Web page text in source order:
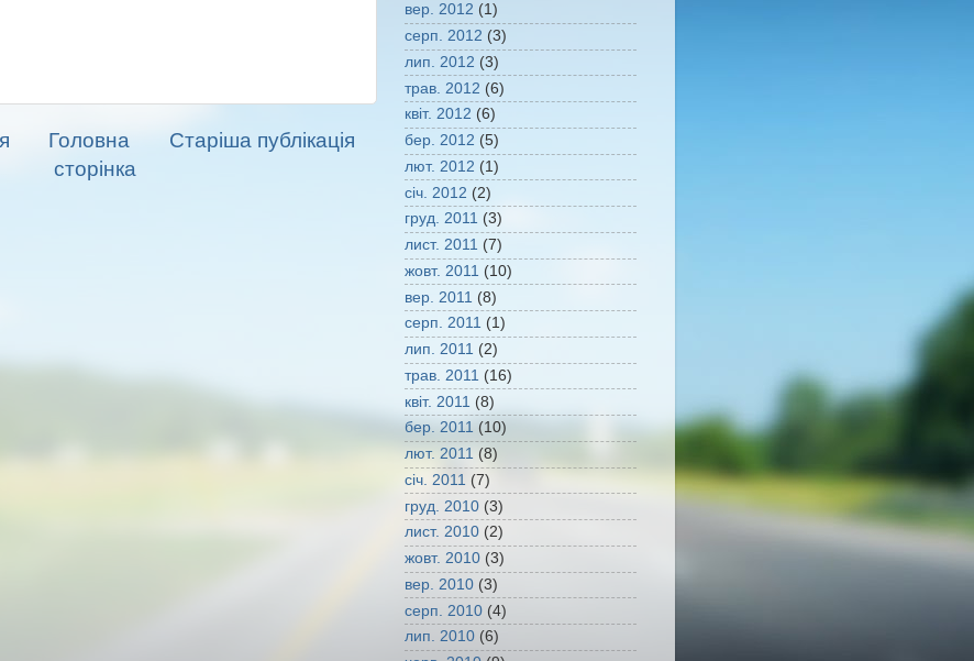
Старіша публікація
Головна
сторінка
вер. 2012 (1)
серп. 2012 (3)
лип. 2012 (3)
трав. 2012 (6)
квіт. 2012 (6)
бер. 2012 (5)
лют. 2012 (1)
січ. 2012 (2)
груд. 2011 (3)
лист. 2011 (7)
жовт. 2011 (10)
вер. 2011 (8)
серп. 2011 (1)
лип. 2011 (2)
трав. 2011 (16)
квіт. 2011 (8)
бер. 2011(10)
лют. 2011 (8)
січ. 2011 (7)
груд. 2010(3)
лист. 2010(2)
жовт. 2010(3)
вер. 2010(3)
серп. 2010(4)
лип. 2010(6)